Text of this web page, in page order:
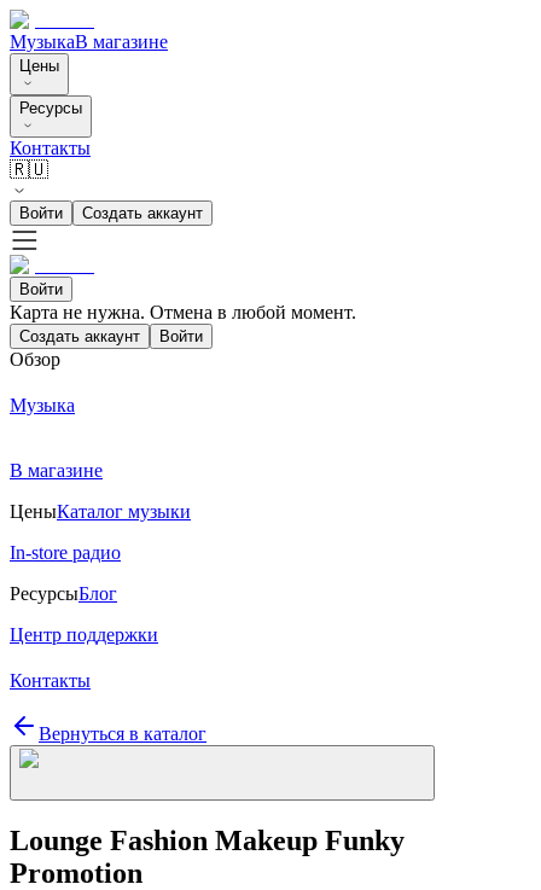
МузыкаВ магазине
Цены
Ресурсы
Контакты
🇷🇺
Войти Создать аккаунт
Войти
Карта не нужна. Отмена в любой момент.
Создать аккаунт Войти
Обзор
Музыка
В магазине
ЦеныКаталог музыки
In-store радио
РесурсыБлог
Центр поддержки
Контакты
Вернуться в каталог
Lounge Fashion Makeup Funky
Promotion